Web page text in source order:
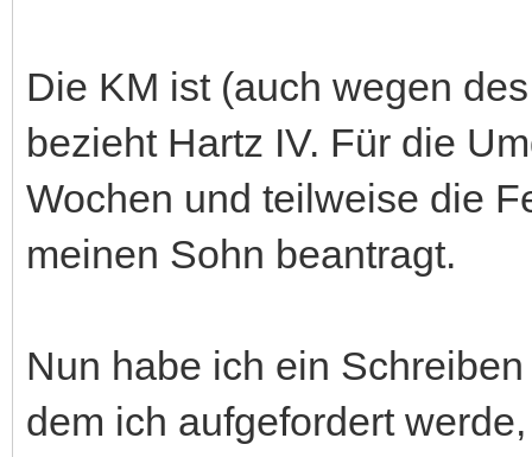
Die KM ist (auch wegen
bezieht Hartz IV. Für die
Wochen und teilweise die
meinen Sohn beantragt.
Nun habe ich ein
dem ich aufgefordert